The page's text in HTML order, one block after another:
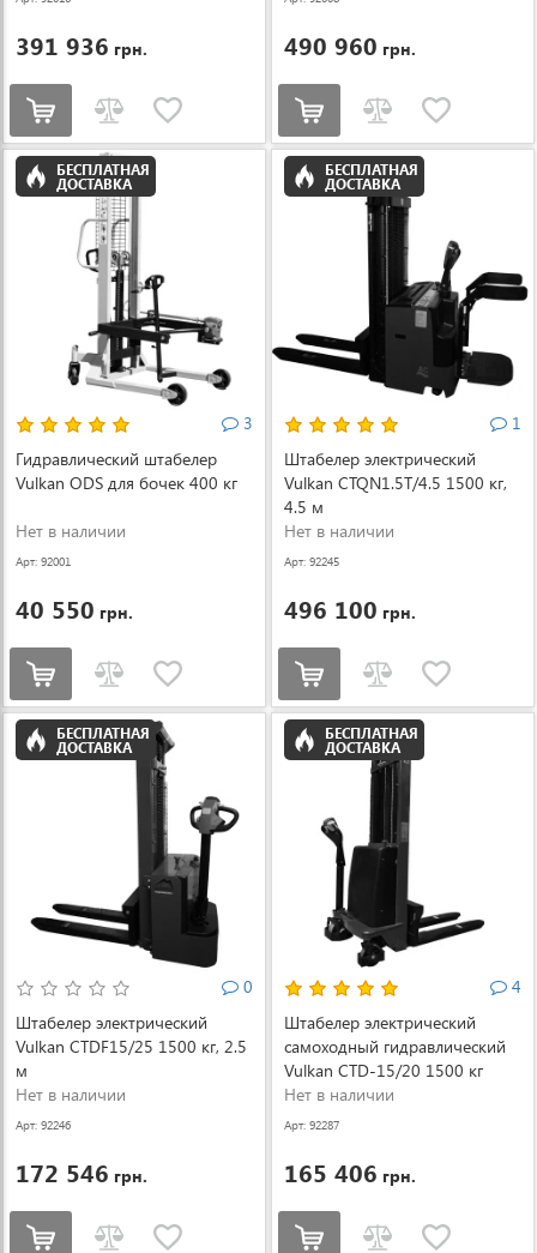
391 936 грн. 490 960 грн.
БЕСПЛАТНАЯ
ДОСТАВКА
3
Гидравлический штабелер
Vulkan ODS для бочек 400 кг
Нет в наличии
Арт: 92001
40 550 грн.
БЕСПЛАТНАЯ
ДОСТАВКА
1
Штабелер электрический
Vulkan CTQN1.5Т/4.5 1500 кг,
4.5 м
Нет в наличии
Арт: 92245
496 100 грн.
БЕСПЛАТНАЯ
ДОСТАВКА
0
Штабелер электрический
Vulkan CTDF15/25 1500 кг, 2.5
м
Нет в наличии
Арт: 92246
172 546 грн.
БЕСПЛАТНАЯ
ДОСТАВКА
4
Штабелер электрический
самоходный гидравлический
Vulkan CTD-15/20 1500 кг
Нет в наличии
Арт: 92287
165 406 грн.